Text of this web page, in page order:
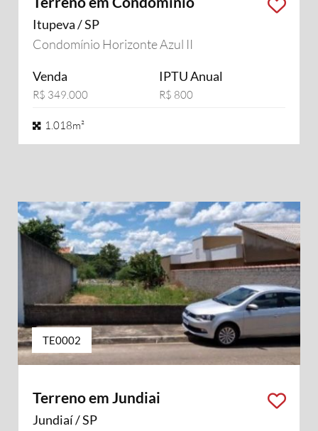
Itupeva / SP
Condomínio Horizonte Azul II
Venda
R$ 349.000
IPTU Anual
R$ 800
1.018m²
TE0002
Terreno em Jundiai
Jundiaí / SP